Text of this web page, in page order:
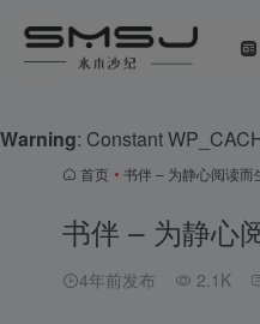
Warning: Constant
首页 • 书伴 – 为静心阅读而
书伴 – 为静心
4年前发布 2.1K